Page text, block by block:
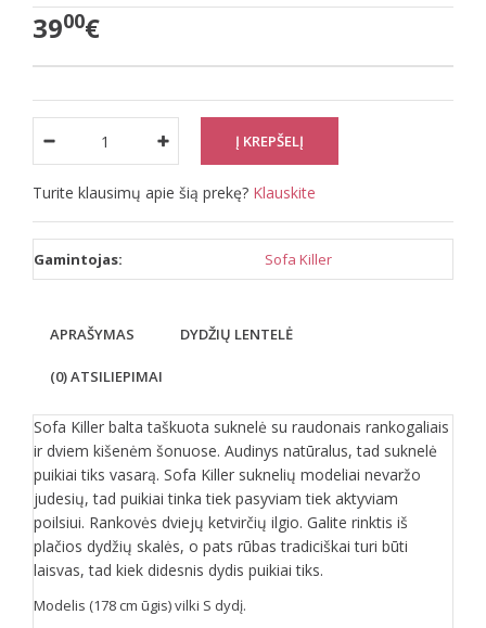
3900€
Turite klausimų apie šią prekę? Klauskite
Gamintojas: Sofa Killer
APRAŠYMAS DYDŽIŲ LENTELĖ
(0) ATSILIEPIMAI
Sofa Killer balta taškuota suknelė su raudonais rankogaliais
ir dviem kišenėm šonuose. Audinys natūralus, tad suknelė
puikiai tiks vasarą. Sofa Killer suknelių modeliai nevaržo
judesių, tad puikiai tinka tiek pasyviam tiek aktyviam
poilsiui. Rankovės dviejų ketvirčių ilgio. Galite rinktis iš
plačios dydžių skalės, o pats rūbas tradiciškai turi būti
laisvas, tad kiek didesnis dydis puikiai tiks.
Modelis (178 cm ūgis) vilki S dydį.